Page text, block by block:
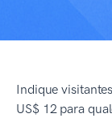
Indique
US$ 12 para